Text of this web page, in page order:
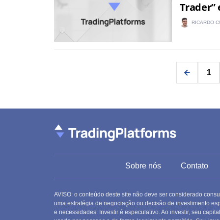
Trader”
RICARDO
1
Sobre nós Contato
AVISO: o conteúdo deste site não deve ser considerado
uma estratégia de negociação ou decisão de investimento
e necessidades. Investir é especulativo. Ao investir, seu